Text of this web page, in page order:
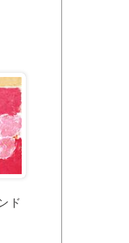
ド